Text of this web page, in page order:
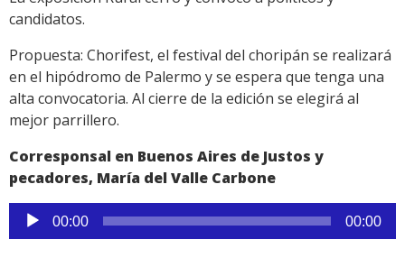
candidatos.
Propuesta: Chorifest, el festival del choripán se realizará
en el hipódromo de Palermo y se espera que tenga una
alta convocatoria. Al cierre de la edición se elegirá al
mejor parrillero.
Corresponsal en Buenos Aires de Justos y
pecadores, María del Valle Carbone
Reproductor
de
00:00 00:00